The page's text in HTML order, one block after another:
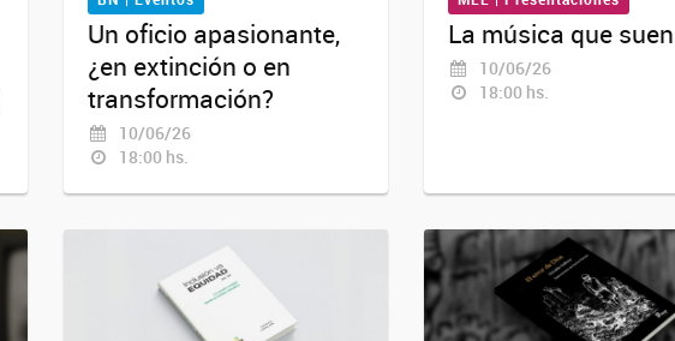
Un oficio apasionante,
¿en extinción o en
transformación?
10/06/26
18:00 hs.
La música que
10/06/26
18:00 hs.